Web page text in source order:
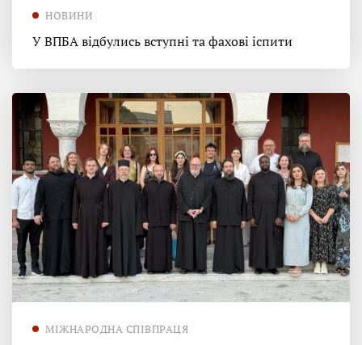
НОВИНИ
У ВПБА відбулись вступні та фахові іспити
МІЖНАРОДНА СПІВПРАЦЯ